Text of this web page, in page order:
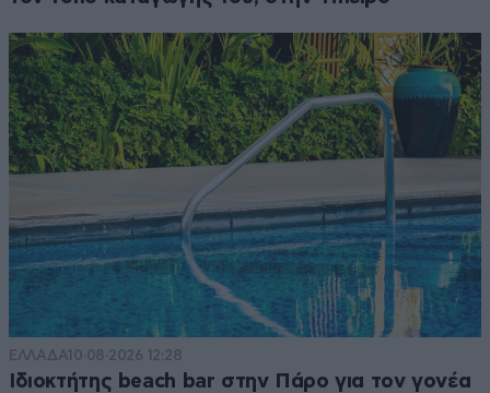
ΕΛΛΑΔΑ10·08·2026 12:28
Ιδιοκτήτης beach bar στην Πάρο για τον γονέα